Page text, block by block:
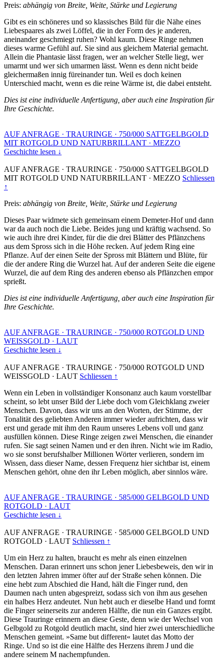
Preis: abhängig von Breite, Weite, Stärke und Legierung
Gibt es ein schöneres und so klassisches Bild für die Nähe eines
Liebespaares als zwei Löffel, die in der Form des je anderen,
aneinander geschmiegt ruhen? Wohl kaum. Diese Ringe nehmen
dieses warme Gefühl auf. Sie sind aus gleichem Material gemacht.
Allein die Phantasie lässt fragen, wer an welcher Stelle liegt, wer
umarmt und wer sich umarmen lässt. Wenn es denn nicht beide
gleichermaßen innig füreinander tun. Weil es doch keinen
Unterschied macht, wenn es die reine Wärme ist, die dabei entsteht.
Dies ist eine individuelle Anfertigung, aber auch eine Inspiration für
Ihre Geschichte.
AUF ANFRAGE · TRAURINGE · 750/000 SATTGELBGOLD
MIT ROTGOLD UND NATURBRILLANT · MEZZO
Geschichte lesen ↓
AUF ANFRAGE · TRAURINGE · 750/000 SATTGELBGOLD
MIT ROTGOLD UND NATURBRILLANT · MEZZO Schliessen
↑
Preis: abhängig von Breite, Weite, Stärke und Legierung
Dieses Paar widmete sich gemeinsam einem Demeter-Hof und dann
war da auch noch die Liebe. Beides jung und kräftig wachsend. So
wie auch ihre drei Kinder, für die die drei Blätter des Pflänzchens
aus dem Spross sich in die Höhe recken. Auf jedem Ring eine
Pflanze. Auf der einen Seite der Spross mit Blättern und Blüte, für
die der andere Ring die Wurzel hat. Auf der anderen Seite die eigene
Wurzel, die auf dem Ring des anderen ebenso als Pflänzchen empor
sprießt.
Dies ist eine individuelle Anfertigung, aber auch eine Inspiration für
Ihre Geschichte.
AUF ANFRAGE · TRAURINGE · 750/000 ROTGOLD UND
WEISSGOLD · LAUT
Geschichte lesen ↓
AUF ANFRAGE · TRAURINGE · 750/000 ROTGOLD UND
WEISSGOLD · LAUT Schliessen ↑
Wenn ein Leben in vollständiger Konsonanz auch kaum vorstellbar
scheint, so lebt unser Bild der Liebe doch vom Gleichklang zweier
Menschen. Davon, dass wir uns an den Worten, der Stimme, der
Tonalität des geliebten Anderen immer wieder aufrichten, dass wir
erst und gerade mit ihm den Raum unseres Lebens voll und ganz
ausfüllen können. Diese Ringe zeigen zwei Menschen, die einander
rufen. Sie sagt seinen Namen und er den ihren. Nicht wie im Radio,
wo sie sonst berufshalber Millionen Wörter verlieren, sondern im
Wissen, dass dieser Name, dessen Frequenz hier sichtbar ist, einem
Menschen gehört, ohne den ihr Leben möglich, aber sinnlos wäre.
AUF ANFRAGE · TRAURINGE · 585/000 GELBGOLD UND
ROTGOLD · LAUT
Geschichte lesen ↓
AUF ANFRAGE · TRAURINGE · 585/000 GELBGOLD UND
ROTGOLD · LAUT Schliessen ↑
Um ein Herz zu halten, braucht es mehr als einen einzelnen
Menschen. Daran erinnert uns schon jener Liebesbeweis, den wir in
den letzten Jahren immer öfter auf der Straße sehen können. Die
eine hebt zum Abschied die Hand, hält die Finger rund, den
Daumen nach unten abgespreizt, sodass sich von ihm aus gesehen
ein halbes Herz andeutet. Nun hebt auch er dieselbe Hand und formt
die Finger seinerseits zur anderen Hälfte, die nun ein Ganzes ergibt.
Diese Trauringe erinnern an diese Geste, denn wie der Wechsel von
Gelbgold zu Rotgold deutlich macht, sind hier zwei unterschiedliche
Menschen gemeint. »Same but different« lautet das Motto der
Ringe. Und so ist die eine Hälfte des Herzens ihrem J und die
andere seinem M nachempfunden.